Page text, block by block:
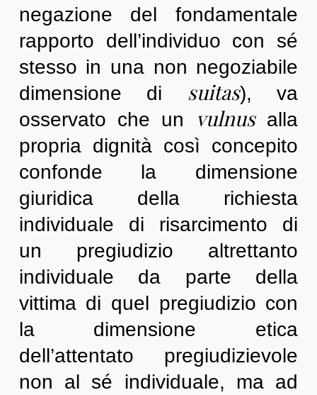
negazione del fondamentale
rapporto dell’individuo con sé
stesso in una non negoziabile
dimensione di suitas), va
osservato che un
vulnusalla
propria dignità così concepito
confonde la dimensione
giuridica della richiesta
individuale di risarcimento di
un pregiudizio altrettanto
individuale da parte della
vittima di quel pregiudizio con
la dimensione etica
dell’attentato pregiudizievole
non al sé individuale, ma ad